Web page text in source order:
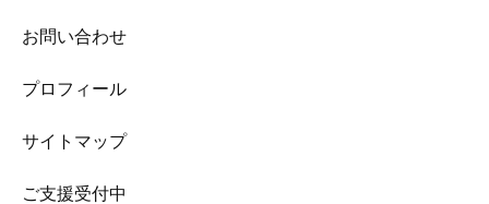
お問い合わせ
プロフィール
サイトマップ
ご支援受付中